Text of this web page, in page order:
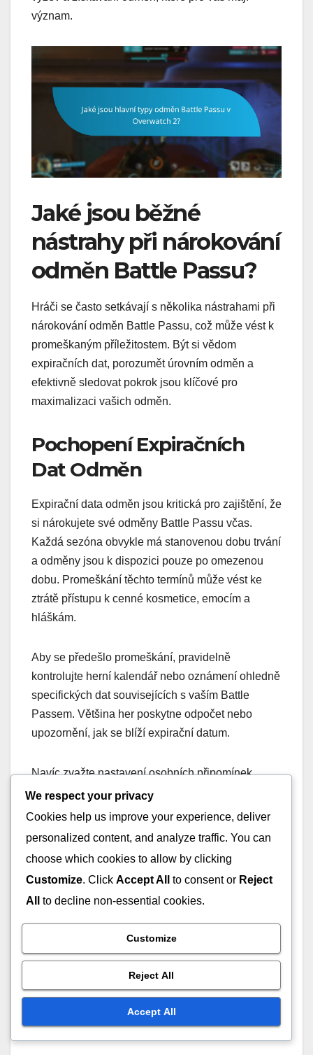
význam.
Jaké jsou běžné
nástrahy při nárokování
odměn Battle Passu?
Hráči se často setkávají s několika nástrahami při
nárokování odměn Battle Passu, což může vést k
promeškaným příležitostem. Být si vědom
expiračních dat, porozumět úrovním odměn a
efektivně sledovat pokrok jsou klíčové pro
maximalizaci vašich odměn.
Pochopení Expiračních
Dat Odměn
Expirační data odměn jsou kritická pro zajištění, že
si nárokujete své odměny Battle Passu včas.
Každá sezóna obvykle má stanovenou dobu trvání
a odměny jsou k dispozici pouze po omezenou
dobu. Promeškání těchto termínů může vést ke
ztrátě přístupu k cenné kosmetice, emocím a
hláškám.
Aby se předešlo promeškání, pravidelně
kontrolujte herní kalendář nebo oznámení ohledně
specifických dat souvisejících s vaším Battle
Passem. Většina her poskytne odpočet nebo
upozornění, jak se blíží expirační datum.
Navíc zvažte nastavení osobních připomínek
několik dní před expiračním datem. Tento
proaktivní přístup vám může pomoci nárokovat
Na závěr se seznamte se systémem úrovní
vašeho Battle Passu. Vědět, kolik úrovní musíte
dokončit a jaké odměny jsou spojeny s každou
úrovní, vám může pomoci prioritizovat vaše hraní a
zajistit, že vám žádné odměny neuniknou, než
We respect your privacy
Cookies help us improve your experience, deliver
personalized content, and analyze traffic. You can
choose which cookies to allow by clicking
Customize. Click Accept All to consent or Reject
All
to decline non-essential cookies.
Customize
Reject All
Accept All